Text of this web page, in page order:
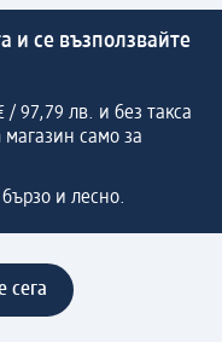
и се възползвайте
/ 97,79 лв. и без такса
магазин само за
и лесно.
сега